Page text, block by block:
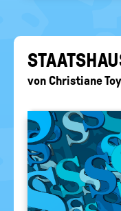
EURE
von Christiane